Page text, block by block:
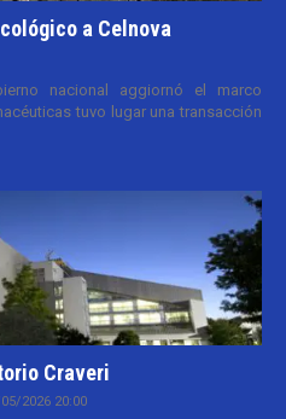
a Celnova
nacional aggiornó el marco
tuvo lugar una transacción
Craveri
2026 20:00